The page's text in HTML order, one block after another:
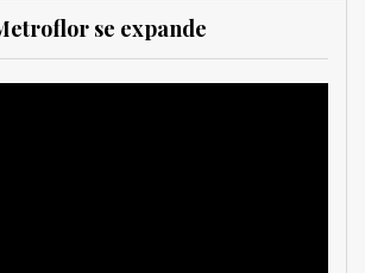
se expande